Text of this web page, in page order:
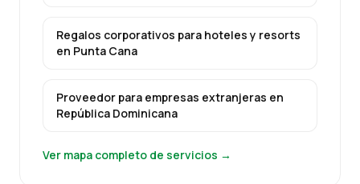
Regalos corporativos para hoteles y resorts
en Punta Cana
Proveedor para empresas extranjeras en
República Dominicana
Ver mapa completo de servicios →